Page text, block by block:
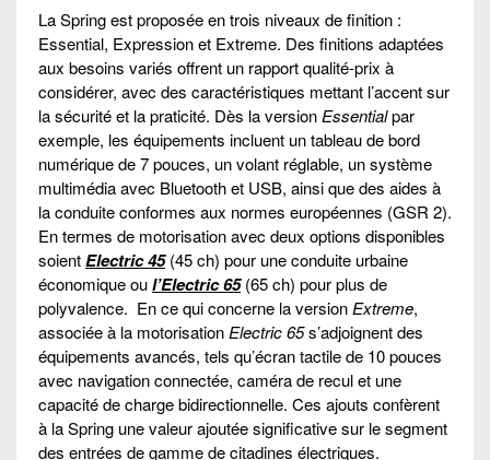
La Spring est proposée en trois niveaux de finition :
Essential, Expression et Extreme. Des finitions adaptées
aux besoins variés offrent un rapport qualité-prix à
considérer, avec des caractéristiques mettant l’accent sur
la sécurité et la praticité. Dès la version Essentialpar
exemple, les équipements incluent un tableau de bord
numérique de 7 pouces, un volant réglable, un système
multimédia avec Bluetooth et USB, ainsi que des aides à
la conduite conformes aux normes européennes (GSR 2).
En termes de motorisation avec deux options disponibles
soientElectric 45(45 ch) pour une conduite urbaine
économique oul’Electric 65(65 ch) pour plus de
polyvalence. En ce qui concerne la version Extreme,
associée à la motorisation Electric 65s’adjoignent des
équipements avancés, tels qu’écran tactile de 10 pouces
avec navigation connectée, caméra de recul et une
capacité de charge bidirectionnelle. Ces ajouts confèrent
à la Spring une valeur ajoutée significative sur le segment
des entrées de gamme de citadines électriques.